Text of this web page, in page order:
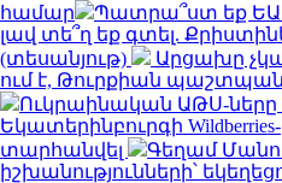
համար
Պատրա՞ստ եք
լավ տե՞ղ եք գտել.
(տեսանյութ)
Արցախը
ում է, Թուրքիան
Ուկրաինական ԱԹՍ-ները
Եկատերինբուրգի
տարհանվել
Գեղամ
իշխանությունների՝